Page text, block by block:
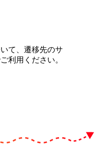
て、遷移先のサ
利用ください。